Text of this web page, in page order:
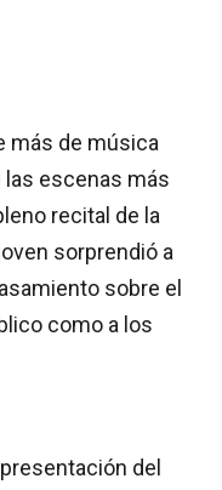
más de música
escenas más
recital de la
sorprendió a
sobre el
como a los
del